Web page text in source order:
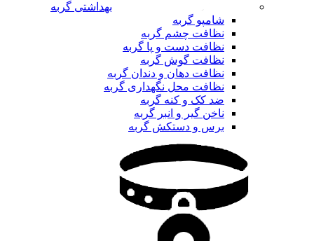
بهداشتی گربه
شامپو گربه
نظافت چشم گربه
نظافت دست و پا گربه
نظافت گوش گربه
نظافت دهان و دندان گربه
نظافت محل نگهداری گربه
ضد کک و کنه گربه
ناخن گیر و انبر گربه
برس و دستکش گربه